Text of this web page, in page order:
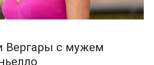
Вергары с мужем